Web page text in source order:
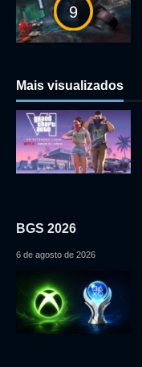
9
Mais visualizados
BGS 2026
6 de agosto de 2026